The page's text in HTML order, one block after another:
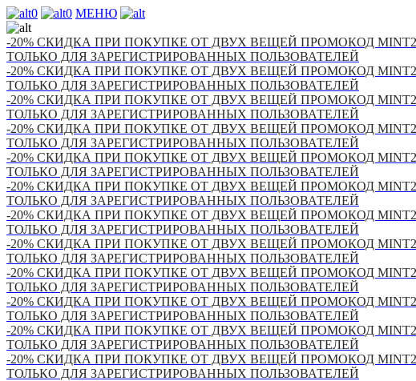
0 0 МЕНЮ
-20% СКИДКА ПРИ ПОКУПКЕ ОТ ДВУХ ВЕЩЕЙ ПРОМОКОД
ТОЛЬКО ДЛЯ ЗАРЕГИСТРИРОВАННЫХ ПОЛЬЗОВАТЕЛЕЙ
-20% СКИДКА ПРИ ПОКУПКЕ ОТ ДВУХ ВЕЩЕЙ ПРОМОКОД
ТОЛЬКО ДЛЯ ЗАРЕГИСТРИРОВАННЫХ ПОЛЬЗОВАТЕЛЕЙ
-20% СКИДКА ПРИ ПОКУПКЕ ОТ ДВУХ ВЕЩЕЙ ПРОМОКОД
ТОЛЬКО ДЛЯ ЗАРЕГИСТРИРОВАННЫХ ПОЛЬЗОВАТЕЛЕЙ
-20% СКИДКА ПРИ ПОКУПКЕ ОТ ДВУХ ВЕЩЕЙ ПРОМОКОД
ТОЛЬКО ДЛЯ ЗАРЕГИСТРИРОВАННЫХ ПОЛЬЗОВАТЕЛЕЙ
-20% СКИДКА ПРИ ПОКУПКЕ ОТ ДВУХ ВЕЩЕЙ ПРОМОКОД
ТОЛЬКО ДЛЯ ЗАРЕГИСТРИРОВАННЫХ ПОЛЬЗОВАТЕЛЕЙ
-20% СКИДКА ПРИ ПОКУПКЕ ОТ ДВУХ ВЕЩЕЙ ПРОМОКОД
ТОЛЬКО ДЛЯ ЗАРЕГИСТРИРОВАННЫХ ПОЛЬЗОВАТЕЛЕЙ
-20% СКИДКА ПРИ ПОКУПКЕ ОТ ДВУХ ВЕЩЕЙ ПРОМОКОД
ТОЛЬКО ДЛЯ ЗАРЕГИСТРИРОВАННЫХ ПОЛЬЗОВАТЕЛЕЙ
-20% СКИДКА ПРИ ПОКУПКЕ ОТ ДВУХ ВЕЩЕЙ ПРОМОКОД
ТОЛЬКО ДЛЯ ЗАРЕГИСТРИРОВАННЫХ ПОЛЬЗОВАТЕЛЕЙ
-20% СКИДКА ПРИ ПОКУПКЕ ОТ ДВУХ ВЕЩЕЙ ПРОМОКОД
ТОЛЬКО ДЛЯ ЗАРЕГИСТРИРОВАННЫХ ПОЛЬЗОВАТЕЛЕЙ
-20% СКИДКА ПРИ ПОКУПКЕ ОТ ДВУХ ВЕЩЕЙ ПРОМОКОД
ТОЛЬКО ДЛЯ ЗАРЕГИСТРИРОВАННЫХ ПОЛЬЗОВАТЕЛЕЙ
-20% СКИДКА ПРИ ПОКУПКЕ ОТ ДВУХ ВЕЩЕЙ ПРОМОКОД
ТОЛЬКО ДЛЯ ЗАРЕГИСТРИРОВАННЫХ ПОЛЬЗОВАТЕЛЕЙ
-20% СКИДКА ПРИ ПОКУПКЕ ОТ ДВУХ ВЕЩЕЙ ПРОМОКОД
ТОЛЬКО ДЛЯ ЗАРЕГИСТРИРОВАННЫХ ПОЛЬЗОВАТЕЛЕЙ